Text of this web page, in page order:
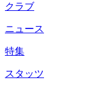
クラブ
ニュース
特集
スタッツ